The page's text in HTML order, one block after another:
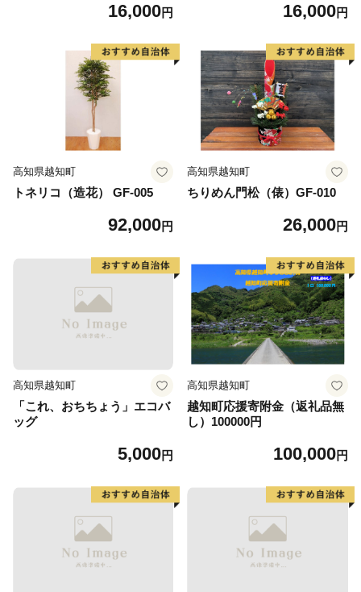
16,000円 16,000円
高知県越知町
トネリコ（造花） GF-005
92,000円
高知県越知町
ちりめん門松（俵）GF-010
26,000円
高知県越知町
「これ、おちちょう」エコバ
ッグ
5,000円
高知県越知町
越知町応援寄附金（返礼品無
し）100000円
100,000円